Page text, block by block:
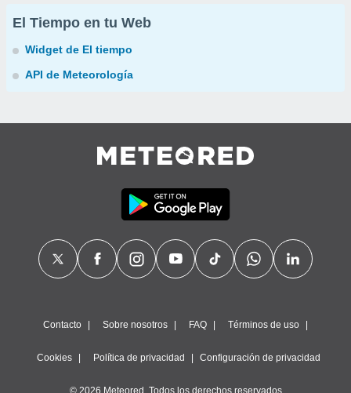
El Tiempo en tu Web
Widget de El tiempo
API de Meteorología
Contacto Sobre nosotros FAQ Términos de uso
Cookies Política de privacidad Configuración de privacidad
© 2026 Meteored. Todos los derechos reservados